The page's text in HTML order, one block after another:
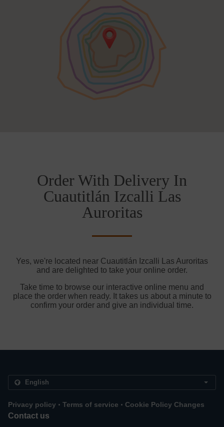
Order With Delivery In
Cuautitlán Izcalli Las
Auroritas
Yes, we're located near Cuautitlán Izcalli Las Auroritas
and are delighted to take your online order.
Take time to browse our interactive online menu and
place the order when ready. It takes us about a minute to
confirm your order and give an individual time.
Privacy policy . Terms of service . Cookie Policy Changes
Contact us